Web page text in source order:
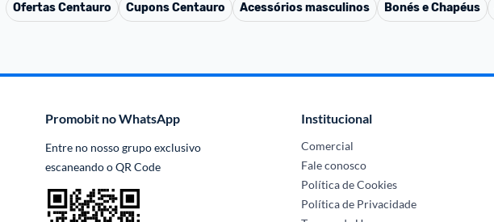
OfertasCentauro CuponsCentauro Acessórios masculinos Bonés e Chapéus
Promobit no WhatsApp
Entre no nosso grupo exclusivo
escaneando o QR Code
Institucional
Comercial
Fale conosco
Política de Cookies
Política de Privacidade